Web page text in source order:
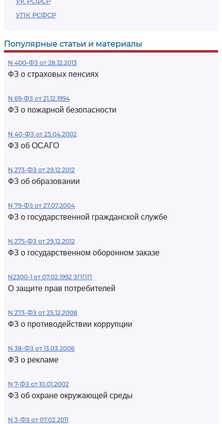
УПК РСФСР
Популярные статьи и материалы
N 400-ФЗ от 28.12.2013
ФЗ о страховых пенсиях
N 69-ФЗ от 21.12.1994
ФЗ о пожарной безопасности
N 40-ФЗ от 25.04.2002
ФЗ об ОСАГО
N 273-ФЗ от 29.12.2012
ФЗ об образовании
N 79-ФЗ от 27.07.2004
ФЗ о государственной гражданской службе
N 275-ФЗ от 29.12.2012
ФЗ о государственном оборонном заказе
N2300-1 от 07.02.1992 ЗППП
О защите прав потребителей
N 273-ФЗ от 25.12.2008
ФЗ о противодействии коррупции
N 38-ФЗ от 13.03.2006
ФЗ о рекламе
N 7-ФЗ от 10.01.2002
ФЗ об охране окружающей среды
N 3-ФЗ от 07.02.2011